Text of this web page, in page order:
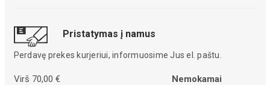
Pristatymas į namus
Perdavę prekes kurjeriui, informuosime Jus el. paštu.
Virš 70,00 € Nemokamai